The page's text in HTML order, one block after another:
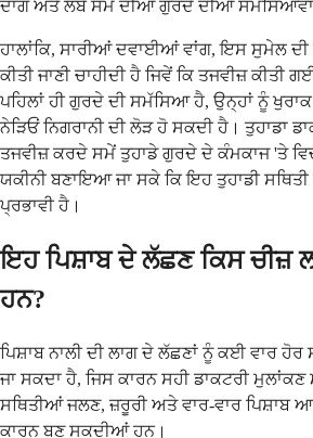
ਦਾਗ ਅਤੇ ਲੰਬੇ ਸਮੇਂ ਦੀਆਂ ਗੁਰਦੇ ਦੀਆਂ ਸਮੱਸਿਆਵਾਂ
ਹਾਲਾਂਕਿ, ਸਾਰੀਆਂ ਦਵਾਈਆਂ ਵਾਂਗ, ਇਸ ਸੁਮੇਲ
ਕੀਤੀ ਜਾਣੀ ਚਾਹੀਦੀ ਹੈ ਜਿਵੇਂ ਕਿ ਤਜਵੀਜ਼ ਕੀਤੀ
ਪਹਿਲਾਂ ਹੀ ਗੁਰਦੇ ਦੀ ਸਮੱਸਿਆ ਹੈ, ਉਨ੍ਹਾਂ ਨੂੰ
ਨੇੜਿਓਂ ਨਿਗਰਾਨੀ ਦੀ ਲੋੜ ਹੋ ਸਕਦੀ ਹੈ। ਤੁਹਾਡਾ
ਤਜਵੀਜ਼ ਕਰਦੇ ਸਮੇਂ ਤੁਹਾਡੇ ਗੁਰਦੇ ਦੇ ਕੰਮਕਾਜ 'ਤੇ
ਯਕੀਨੀ ਬਣਾਇਆ ਜਾ ਸਕੇ ਕਿ ਇਹ ਤੁਹਾਡੀ
ਪ੍ਰਭਾਵੀ ਹੈ।
ਇਹ ਪਿਸ਼ਾਬ ਦੇ ਲੱਛਣ ਕਿਸ
ਹਨ?
ਪਿਸ਼ਾਬ ਨਾਲੀ ਦੀ ਲਾਗ ਦੇ ਲੱਛਣਾਂ ਨੂੰ ਕਈ ਵਾਰ
ਜਾ ਸਕਦਾ ਹੈ, ਜਿਸ ਕਾਰਨ ਸਹੀ ਡਾਕਟਰੀ
ਸਥਿਤੀਆਂ ਜਲਣ, ਜ਼ਰੂਰੀ ਅਤੇ ਵਾਰ-ਵਾਰ ਪਿਸ਼ਾਬ
ਕਾਰਨ ਬਣ ਸਕਦੀਆਂ ਹਨ।